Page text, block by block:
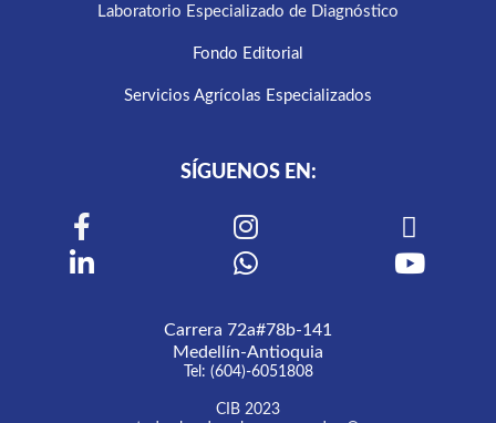
Laboratorio Especializado de Diagnóstico
Fondo Editorial
Servicios Agrícolas Especializados
SÍGUENOS EN:
Carrera 72a#78b-141
Medellín-Antioquia
Tel: (604)-6051808
CIB 2023